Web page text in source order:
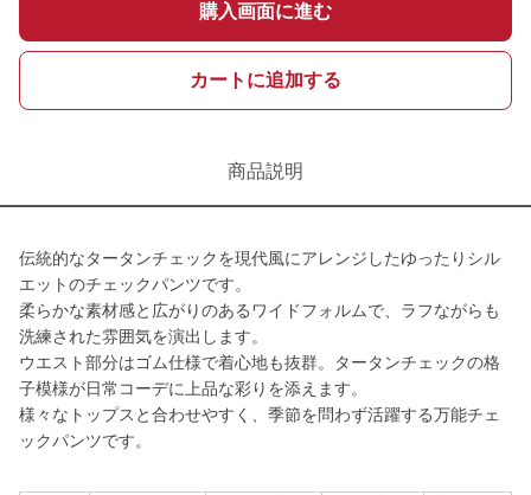
購入画面に進む
カートに追加する
商品説明
伝統的なタータンチェックを現代風にアレンジしたゆったりシル
エットのチェックパンツです。
柔らかな素材感と広がりのあるワイドフォルムで、ラフながらも
洗練された雰囲気を演出します。
ウエスト部分はゴム仕様で着心地も抜群。タータンチェックの格
子模様が日常コーデに上品な彩りを添えます。
様々なトップスと合わせやすく、季節を問わず活躍する万能チェ
ックパンツです。